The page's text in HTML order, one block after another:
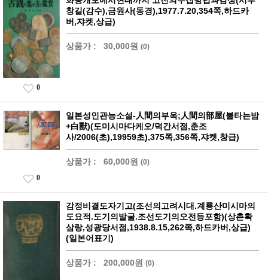
창길(감수),금원사(동경),1977.7.20,354쪽,하드카
버,쟈켓,상급)
상품가 : 30,000원 (0)
0
일본성인관능소설-人間의부옥;人間의部屋(불타는밤
+白獸)(도미시마다케오/덕간서점,춘조
사/2006(초),19959초),375쪽,356쪽,쟈켓,창급)
상품가 : 60,000원 (0)
0
감정비결도자기고(조선의고려시대.계룡산미시마의
도요적.도기의발굴.조선도기의오전등포함)(상촌확
삼랑,성광당서점,1938.8.15,262쪽,하드카버,상급)
(일본어표기)
상품가 : 200,000원 (0)